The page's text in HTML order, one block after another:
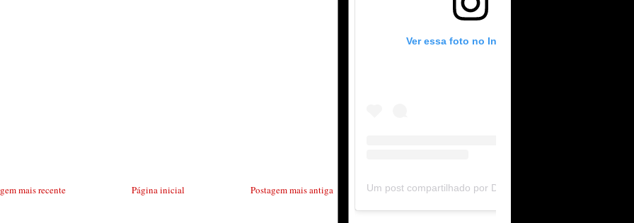
mais recente Postagem mais antiga
Página inicial
Ver essa foto no Instagram